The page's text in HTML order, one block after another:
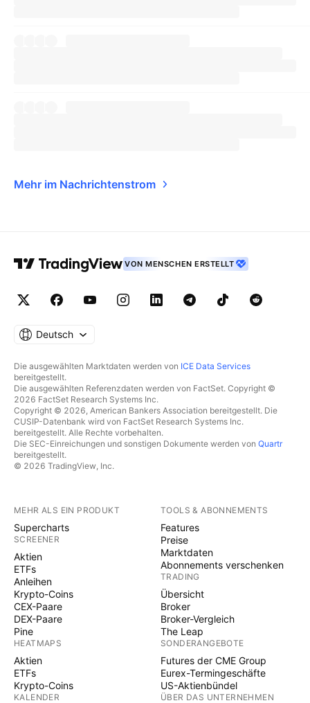
Mehr im Nachrichtenstrom
VON MENSCHEN ERSTELLT
Deutsch
Die ausgewählten Marktdaten werden von ICE Data Services
bereitgestellt.
Die ausgewählten Referenzdaten werden von FactSet. Copyright ©
2026 FactSet Research Systems Inc.
Copyright © 2026, American Bankers Association bereitgestellt. Die
CUSIP-Datenbank wird von FactSet Research Systems Inc.
bereitgestellt. Alle Rechte vorbehalten.
Die SEC-Einreichungen und sonstigen Dokumente werden von Quartr
bereitgestellt.
© 2026 TradingView, Inc.
MEHR ALS EIN PRODUKT
Supercharts
SCREENER
Aktien
ETFs
Anleihen
Krypto-Coins
CEX-Paare
DEX-Paare
Pine
HEATMAPS
Aktien
ETFs
Krypto-Coins
KALENDER
TOOLS & ABONNEMENTS
Features
Preise
Marktdaten
Abonnements verschenken
TRADING
Übersicht
Broker
Broker-Vergleich
The Leap
SONDERANGEBOTE
Futures der CME Group
Eurex-Termingeschäfte
US-Aktienbündel
ÜBER DAS UNTERNEHMEN